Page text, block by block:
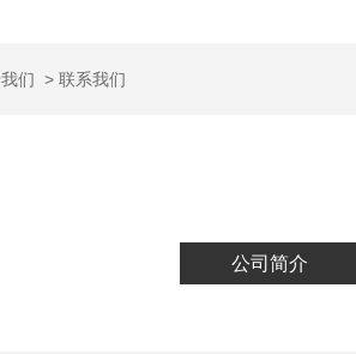
们 > 联系我们
公司简介